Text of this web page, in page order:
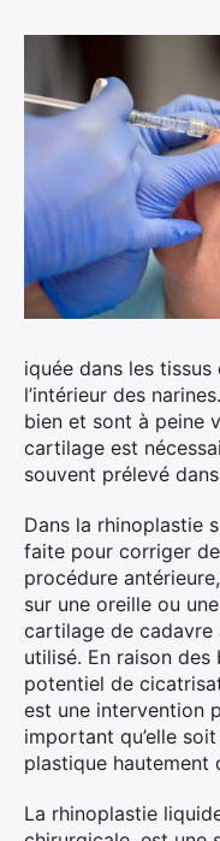
iquée dans les tissus
l’intérieur des
bien et sont à peine
cartilage est
souvent prélevé
Dans la rhinoplastie
faite pour corriger
procédure
sur une oreille ou
cartilage de cadavre
utilisé. En raison
potentiel de
est une intervention
important qu’elle
plastique hautement
La rhinoplastie